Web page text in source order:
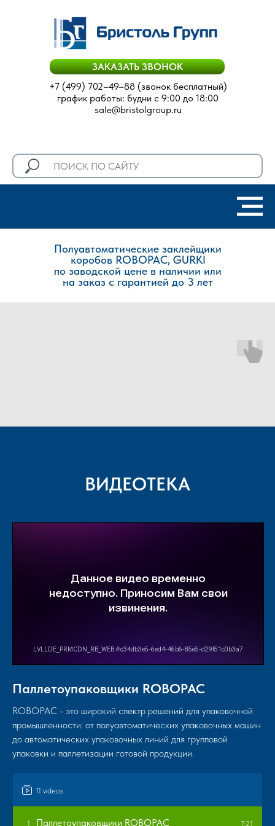
+7 (499) 702–49–88(звонок бесплатный)
график работы: будни с 9:00 до 18:00
sale@bristolgroup.ru
ЗАКАЗАТЬ ЗВОНОК
Полуавтоматические заклейщики
коробов ROBOPAC, GURKI
по заводской цене в наличии или
на заказ с гарантией до 3 лет
ВИДЕОТЕКА
11 videos
1 Паллетоупаковщики ROBOPAC 7:21
Паллетоупаковщики ROBOPAC
ROBOPAC - это широкий спектр решений для упаковочной
промышленности: от полуавтоматических упаковочных машин
до автоматических упаковочных линий для групповой
упаковки и паллетизации готовой продукции.